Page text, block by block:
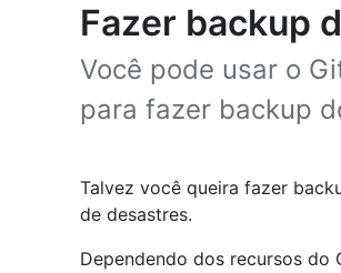
Fazer backup
Você pode usar o
para fazer backup
Talvez você queira fazer
de desastres.
Dependendo dos recursos do